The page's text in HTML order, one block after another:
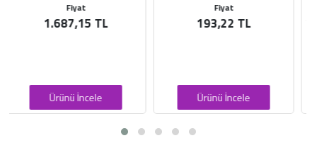
Fiyat
193,22 TL
Ürünü İncele
Stok Miktarı : Stok sorunuz
Ürünü İncele